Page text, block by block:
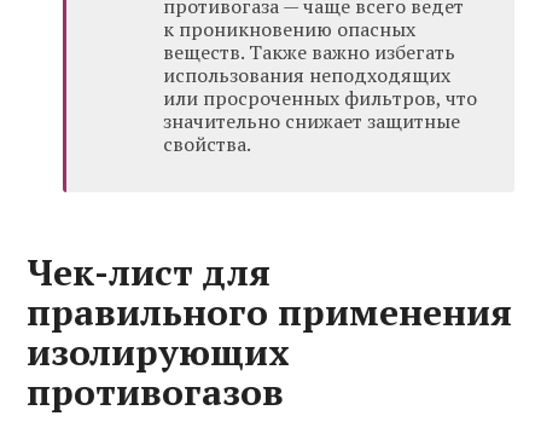
противогаза — чаще всего ведет
к проникновению опасных
веществ. Также важно избегать
использования неподходящих
или просроченных фильтров, что
значительно снижает защитные
свойства.
Чек-лист для
правильного применения
изолирующих
противогазов